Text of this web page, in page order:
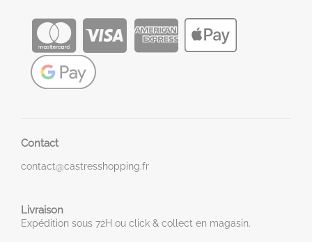
Contact
contact@castresshopping.fr
Livraison
Expédition sous 72H ou click & collect en magasin.